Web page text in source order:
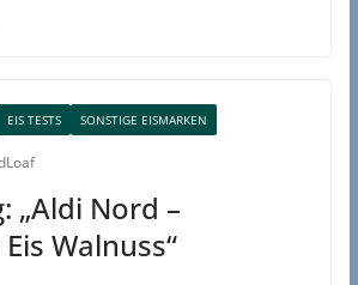
EIS TESTS SONSTIGE EISMARKEN
„Aldi Nord –
Walnuss“